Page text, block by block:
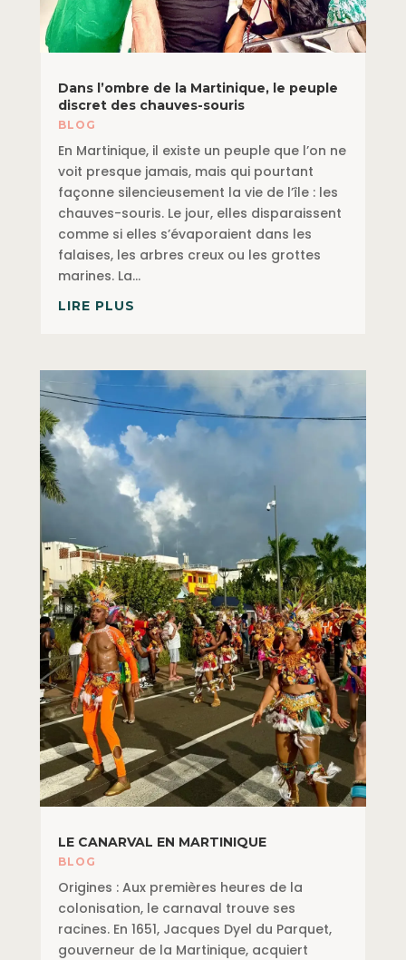
Dans l’ombre de la Martinique, le peuple
discret des chauves-souris
BLOG
En Martinique, il existe un peuple que l’on ne
voit presque jamais, mais qui pourtant
façonne silencieusement la vie de l’île : les
chauves-souris. Le jour, elles disparaissent
comme si elles s’évaporaient dans les
falaises, les arbres creux ou les grottes
marines. La...
LIRE PLUS
LE CANARVAL EN MARTINIQUE
BLOG
Origines : Aux premières heures de la
colonisation, le carnaval trouve ses
racines. En 1651, Jacques Dyel du Parquet,
gouverneur de la Martinique, acquiert